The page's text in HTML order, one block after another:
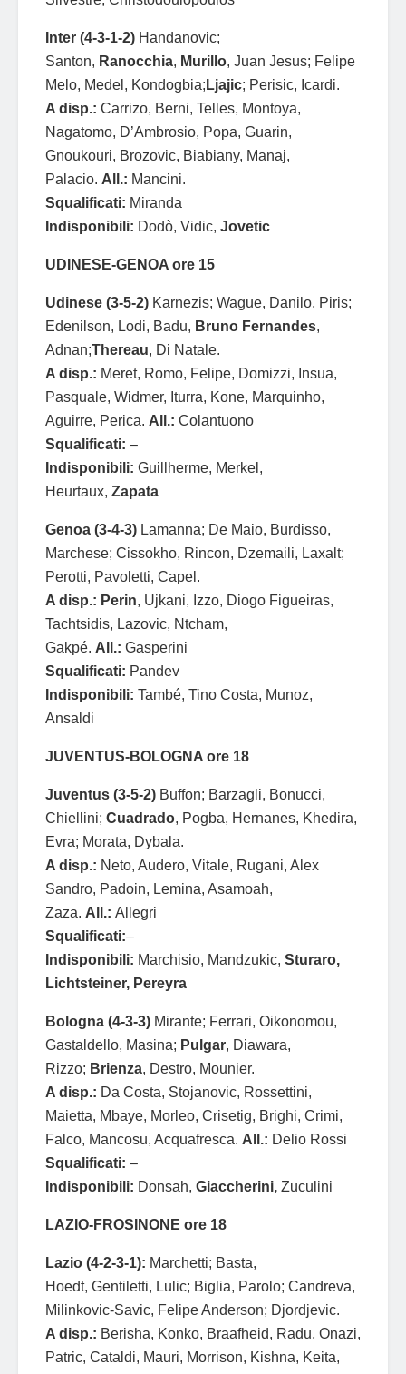
Inter (4-3-1-2) Handanovic;
Santon, Ranocchia, Murillo, Juan Jesus; Felipe
Melo, Medel, Kondogbia; Ljajic; Perisic, Icardi.
A disp.: Carrizo, Berni, Telles, Montoya,
Nagatomo, D’Ambrosio, Popa, Guarin,
Gnoukouri, Brozovic, Biabiany, Manaj,
Palacio. All.: Mancini.
Squalificati: Miranda
Indisponibili: Dodò, Vidic, Jovetic
UDINESE-GENOA ore 15
Udinese (3-5-2) Karnezis; Wague, Danilo, Piris;
Edenilson, Lodi, Badu, Bruno Fernandes,
Adnan;Thereau, Di Natale.
A disp.: Meret, Romo, Felipe, Domizzi, Insua,
Pasquale, Widmer, Iturra, Kone, Marquinho,
Aguirre, Perica. All.: Colantuono
Squalificati: –
Indisponibili: Guillherme, Merkel,
Heurtaux, Zapata
Genoa (3-4-3) Lamanna; De Maio, Burdisso,
Marchese; Cissokho, Rincon, Dzemaili, Laxalt;
Perotti, Pavoletti, Capel.
A disp.: Perin, Ujkani, Izzo, Diogo Figueiras,
Tachtsidis, Lazovic, Ntcham,
Gakpé. All.: Gasperini
Squalificati: Pandev
Indisponibili: També, Tino Costa, Munoz,
Ansaldi
JUVENTUS-BOLOGNA ore 18
Juventus (3-5-2) Buffon; Barzagli, Bonucci,
Chiellini; Cuadrado, Pogba, Hernanes, Khedira,
Evra; Morata, Dybala.
A disp.: Neto, Audero, Vitale, Rugani, Alex
Sandro, Padoin, Lemina, Asamoah,
Zaza. All.: Allegri
Squalificati:–
Indisponibili: Marchisio, Mandzukic, Sturaro,
Lichtsteiner, Pereyra
Bologna (4-3-3) Mirante; Ferrari, Oikonomou,
Gastaldello, Masina; Pulgar, Diawara,
Rizzo; Brienza, Destro, Mounier.
A disp.: Da Costa, Stojanovic, Rossettini,
Maietta, Mbaye, Morleo, Crisetig, Brighi, Crimi,
Falco, Mancosu, Acquafresca. All.: Delio Rossi
Squalificati: –
Indisponibili: Donsah, Giaccherini, Zuculini
LAZIO-FROSINONE ore 18
Lazio (4-2-3-1): Marchetti; Basta,
Hoedt, Gentiletti, Lulic; Biglia, Parolo; Candreva,
Milinkovic-Savic, Felipe Anderson; Djordjevic.
A disp.: Berisha, Konko, Braafheid, Radu, Onazi,
Patric, Cataldi, Mauri, Morrison, Kishna, Keita,